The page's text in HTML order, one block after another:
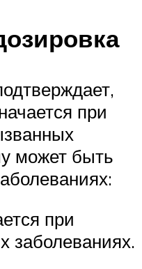
при
может быть
при
заболеваниях.